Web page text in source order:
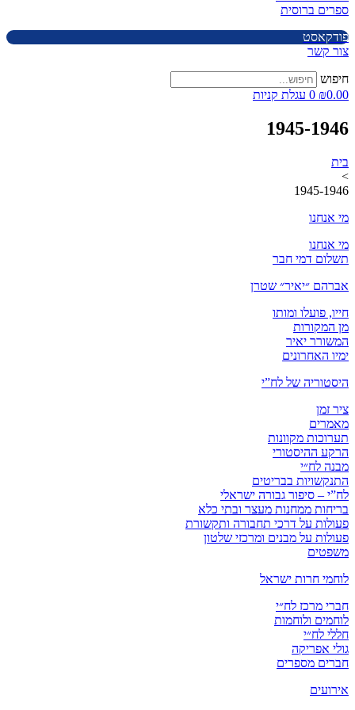
ספרים ברוסית
פודקאסט
צור קשר
חיפוש
₪0.00
0 עגלת קניות
1945-1946
בית
>
1945-1946
מי אנחנו
מי אנחנו
תשלום דמי חבר
אברהם ״יאיר״ שטרן
חייו, פועלו ומותו
מן המקורות
המשורר יאיר
ימיו האחרונים
היסטוריה של לח”י
ציר זמן
מאמרים
תערוכות מקוונות
הרקע ההיסטורי
מבנה לח״י
התנקשויות בבריטים
לח”י – סיפור גבורה ישראלי
בריחות ממחנות מעצר ובתי כלא
פעולות על דרכי תחבורה ותקשורת
פעולות על מבנים ומרכזי שלטון
משפטים
לוחמי חרות ישראל
חברי מרכז לח״י
לוחמים ולוחמות
חללי לח״י
גולי אפריקה
חברים מספרים
אירועים